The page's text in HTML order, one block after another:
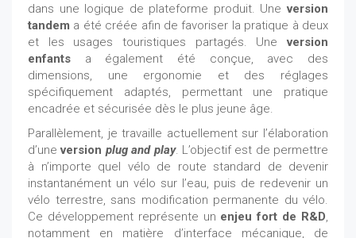
dans une logique de plateforme produit. Uneversion
tandem a été créée afin de favoriser la pratique à deux
et les usages touristiques partagés. Uneversion
enfants a également été conçue, avec des
dimensions, une ergonomie et des réglages
spécifiquement adaptés, permettant une pratique
encadrée et sécurisée dès le plus jeune âge.
Parallèlement, je travaille actuellement sur l’élaboration
d’uneversion plug and play. L’objectif est de permettre
à n’importe quel vélo de route standard de devenir
instantanément un vélo sur l’eau, puis de redevenir un
vélo terrestre, sans modification permanente du vélo.
Ce développement représente un enjeu fort de R&D,
notamment en matière d’interface mécanique, de